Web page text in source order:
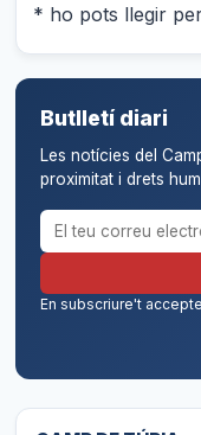
* ho pots llegir
Butlletí diari
Les notícies del
proximitat i drets
Correu electrònic
En subscriure't